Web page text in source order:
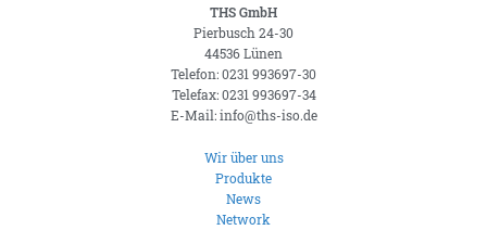
THS GmbH
Pierbusch 24-30
44536 Lünen
Telefon: 0231 993697-30
Telefax: 0231 993697-34
E-Mail: info@ths-iso.de
Wir über uns
Produkte
News
Network